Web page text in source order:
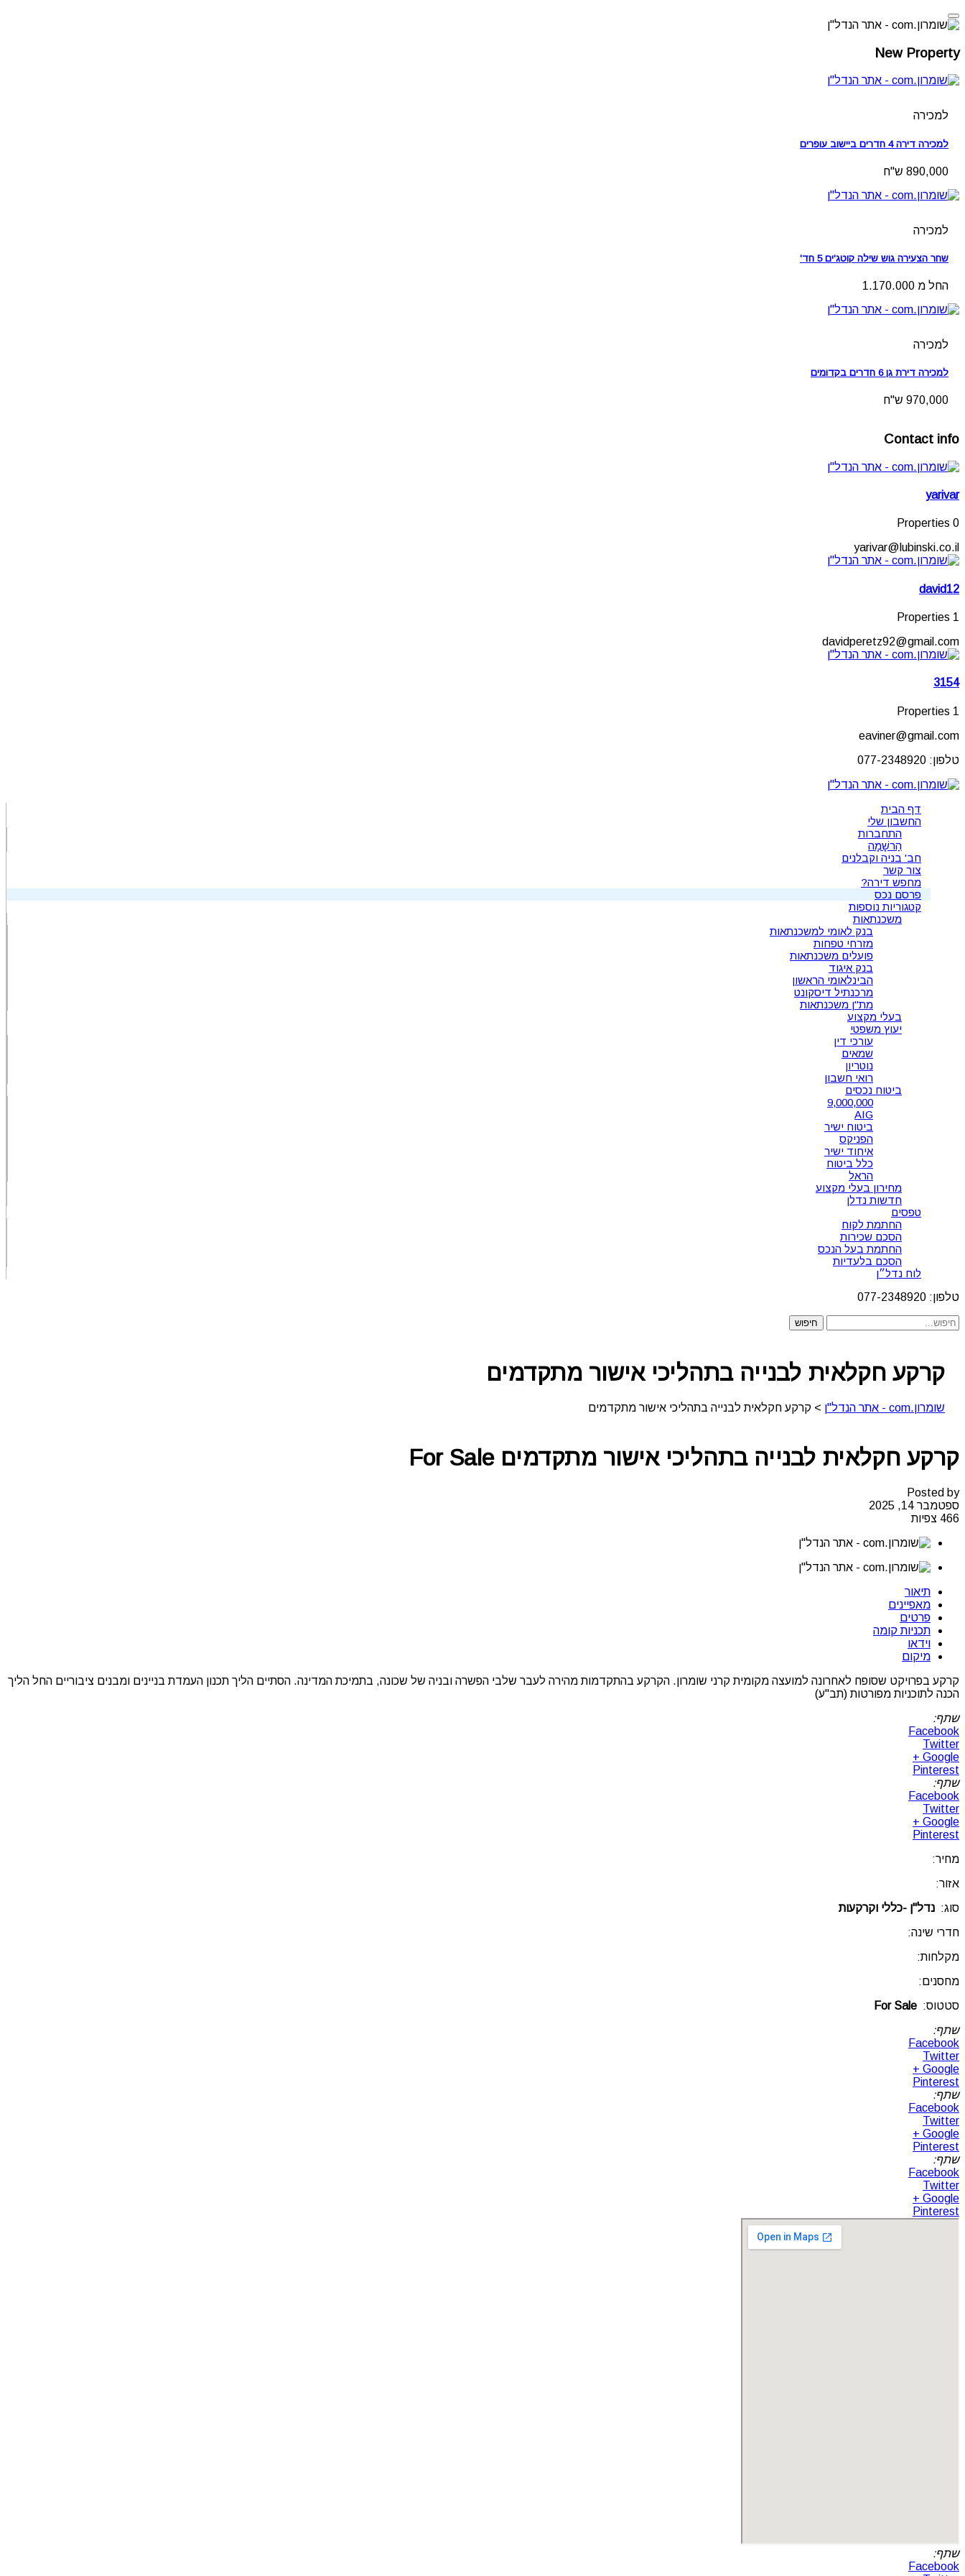
New Property
למכירה
למכירה דירה 4 חדרים ביישוב עופרים
890,000 ש"ח
למכירה
שחר הצעירה גוש שילה קוטג'ים 5 חד'
החל מ 1.170.000
למכירה
למכירה דירת גן 6 חדרים בקדומים
970,000 ש"ח
Contact info
yarivar
0 Properties
yarivar@lubinski.co.il
david12
1 Properties
davidperetz92@gmail.com
3154
1 Properties
eaviner@gmail.com
טלפון: 077-2348920
דף הבית
החשבון שלי
התחברות
הַרשָׁמָה
חב' בניה וקבלנים
צור קשר
מחפש דירה?
פרסם נכס
קטגוריות נוספות
משכנתאות
בנק לאומי למשכנתאות
מזרחי טפחות
פועלים משכנתאות
בנק איגוד
הבינלאומי הראשון
מרכנתיל דיסקונט
מת"ן משכנתאות
בעלי מקצוע
יעוץ משפטי
עורכי דין
שמאים
נוטריון
רואי חשבון
ביטוח נכסים
9,000,000
AIG
ביטוח ישיר
הפניקס
איחוד ישיר
כלל ביטוח
הראל
מחירון בעלי מקצוע
חדשות נדלן
טפסים
החתמת לקוח
הסכם שכירות
החתמת בעל הנכס
הסכם בלעדיות
לוח נדל״ן
טלפון: 077-2348920
קרקע חקלאית לבנייה בתהליכי אישור מתקדמים
שומרון.com - אתר הנדל"ן > קרקע חקלאית לבנייה בתהליכי אישור מתקדמים
קרקע חקלאית לבנייה בתהליכי אישור מתקדמיםFor Sale
Posted by
ספטמבר 14, 2025
466 צפיות
תיאור
מאפיינים
פרטים
תכניות קומה
וידאו
מיקום
קרקע בפרויקט שסופח לאחרונה למועצה מקומית קרני שומרון. הקרקע בהתקדמות מהירה לעבר שלבי הפשרה ובניה של שכונה, בתמיכת המדינה. הסתיים הליך תכנון העמדת בניינים ומבנים ציבוריים החל הליך
הכנה לתוכניות מפורטות (תב"ע)
שתף:
Facebook
Twitter
Google +
Pinterest
שתף:
Facebook
Twitter
Google +
Pinterest
מחיר:
אזור:
סוג: נדל"ן -כללי וקרקעות
חדרי שינה:
מקלחות:
מחסנים:
סטטוס: For Sale
שתף:
Facebook
Twitter
Google +
Pinterest
שתף:
Facebook
Twitter
Google +
Pinterest
שתף:
Facebook
Twitter
Google +
Pinterest
שתף:
Facebook